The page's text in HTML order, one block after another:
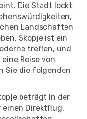
Die Stadt lockt
Landschaften
Skopje ist ein
treffen, und
Reise von
Sie die folgenden
beträgt in der
einen Direktflug.